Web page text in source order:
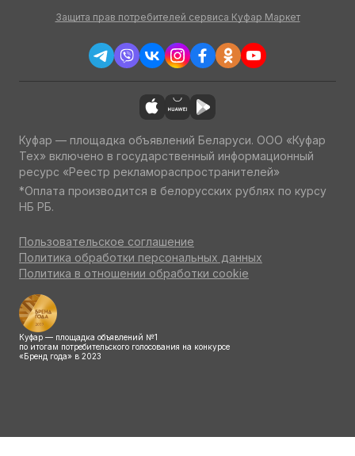
Защита прав потребителей сервиса Куфар Маркет
Куфар — площадка объявлений Беларуси. ООО «Куфар
Тех» включено в государственный информационный
ресурс «Реестр рекламораспространителей»
*Оплата производится в белорусских рублях по курсу
НБ РБ.
Пользовательское соглашение
Политика обработки персональных данных
Политика в отношении обработки cookie
Куфар — площадка объявлений №1
по итогам потребительского голосования на конкурсе
«Бренд года» в 2023